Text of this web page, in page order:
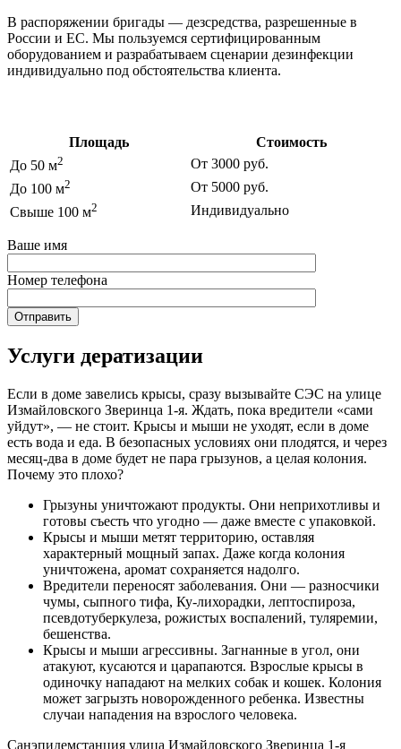
В распоряжении бригады — дезсредства, разрешенные в
России и ЕС. Мы пользуемся сертифицированным
оборудованием и разрабатываем сценарии дезинфекции
индивидуально под обстоятельства клиента.
Площадь
Стоимость
До 50 м2
От 3000 руб.
До 100 м2
От 5000 руб.
Свыше 100 м2 Индивидуально
Ваше имя
Номер телефона
Услуги дератизации
Если в доме завелись крысы, сразу вызывайте СЭС на улице
Измайловского Зверинца 1-я. Ждать, пока вредители «сами
уйдут», — не стоит. Крысы и мыши не уходят, если в доме
есть вода и еда. В безопасных условиях они плодятся, и через
месяц-два в доме будет не пара грызунов, а целая колония.
Почему это плохо?
Грызуны уничтожают продукты. Они неприхотливы и
готовы съесть что угодно — даже вместе с упаковкой.
Крысы и мыши метят территорию, оставляя
характерный мощный запах. Даже когда колония
уничтожена, аромат сохраняется надолго.
Вредители переносят заболевания. Они — разносчики
чумы, сыпного тифа, Ку-лихорадки, лептоспироза,
псевдотуберкулеза, рожистых воспалений, туляремии,
бешенства.
Крысы и мыши агрессивны. Загнанные в угол, они
атакуют, кусаются и царапаются. Взрослые крысы в
одиночку нападают на мелких собак и кошек. Колония
может загрызть новорожденного ребенка. Известны
случаи нападения на взрослого человека.
Санэпидемстанция улица Измайловского Зверинца 1-я